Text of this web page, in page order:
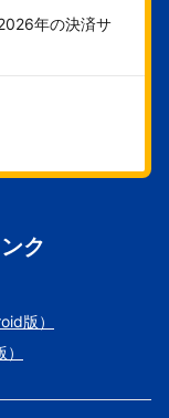
年の決済サ
ク
版）